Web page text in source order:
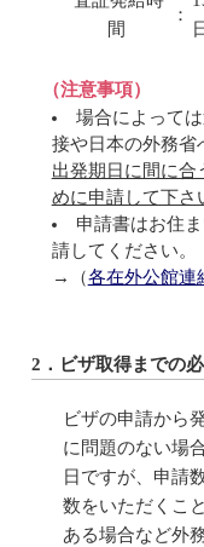
間
：
（注意事項）
場合によって
接や日本の外務省
出発期日に間に合
めに申請して下さ
申請書はお住
請してください。
→（各在外公館連
2．ビザ取得までの
ビザの申請から
に問題のない場
日ですが、申請
数をいただくこ
ある場合など外